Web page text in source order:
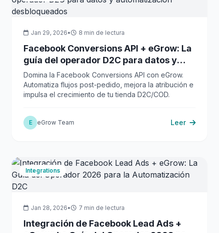
Jan 29, 2026• 8 min de lectura
Facebook Conversions API + eGrow: La
guía del operador D2C para datos y
automatización desbloqueados
Domina la Facebook Conversions API con eGrow.
Automatiza flujos post-pedido, mejora la atribución e
impulsa el crecimiento de tu tienda D2C/COD.
E eGrow Team Leer
Integrations
Jan 28, 2026• 7 min de lectura
Integración de Facebook Lead Ads +